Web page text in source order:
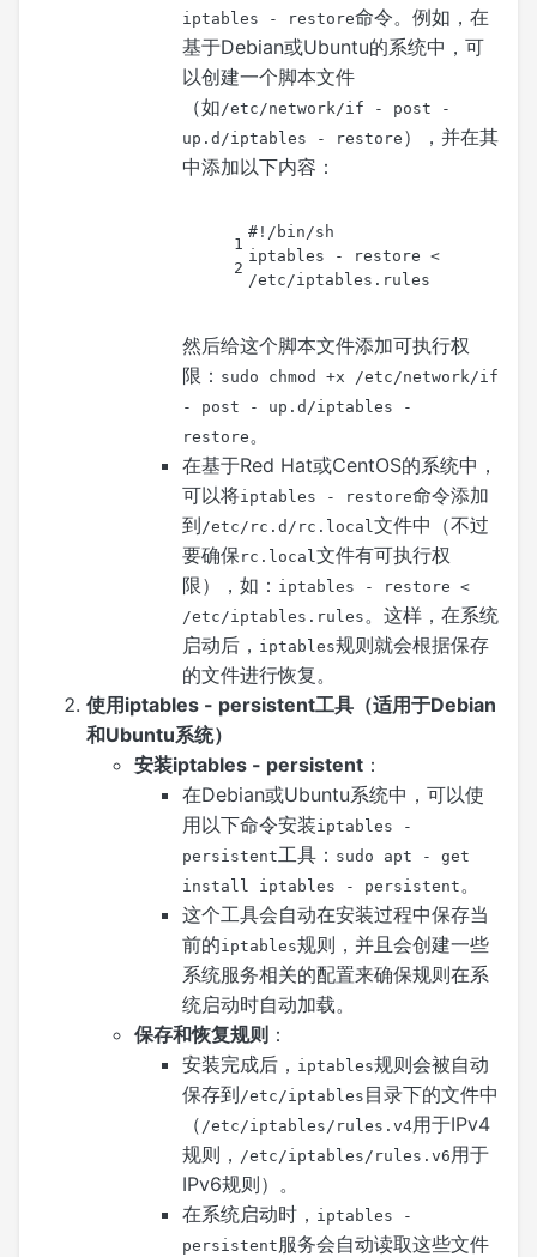
iptables - restore命令。例如，在
基于Debian或Ubuntu的系统中，可
以创建一个脚本文件
（如 /etc/network/if - post -
up.d/iptables - restore ），并在其
中添加以下内容：
1
2
#!/bin/sh
iptables - restore <
/etc/iptables.rules
然后给这个脚本文件添加可执行权
限： sudo chmod +x /etc/network/if
- post - up.d/iptables -
restore 。
在基于Red Hat或CentOS的系统中，
可以将iptables - restore命令添加
到 /etc/rc.d/rc.local 文件中（不过
要确保 rc.local 文件有可执行权
限），如： iptables - restore <
/etc/iptables.rules 。这样，在系统
启动后， iptables规则就会根据保存
的文件进行恢复。
使用iptables - persistent工具（适用于Debian
和Ubuntu系统）
安装iptables - persistent ：
在Debian或Ubuntu系统中，可以使
用以下命令安装iptables -
persistent工具： sudo apt - get
install iptables - persistent 。
这个工具会自动在安装过程中保存当
前的iptables规则，并且会创建一些
系统服务相关的配置来确保规则在系
统启动时自动加载。
保存和恢复规则 ：
安装完成后， iptables规则会被自动
保存到 /etc/iptables 目录下的文件中
（ /etc/iptables/rules.v4用于IPv4
规则， /etc/iptables/rules.v6 用于
IPv6规则）。
在系统启动时， iptables -
persistent 服务会自动读取这些文件